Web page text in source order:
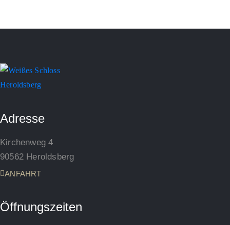
Adresse
Kirchenweg 4
90562 Heroldsberg
ANFAHRT
Öffnungszeiten